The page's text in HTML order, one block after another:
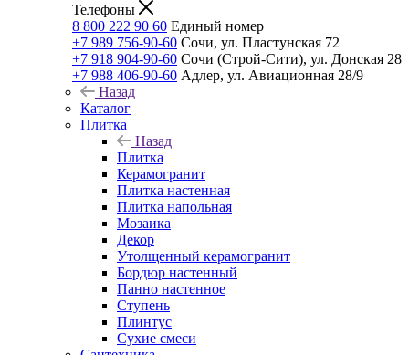
Телефоны
8 800 222 90 60 Единый номер
+7 989 756-90-60 Сочи, ул. Пластунская 72
+7 918 904-90-60 Сочи (Строй-Сити), ул. Донская 28
+7 988 406-90-60 Адлер, ул. Авиационная 28/9
Назад
Каталог
Плитка
Назад
Плитка
Керамогранит
Плитка настенная
Плитка напольная
Мозаика
Декор
Утолщенный керамогранит
Бордюр настенный
Панно настенное
Ступень
Плинтус
Сухие смеси